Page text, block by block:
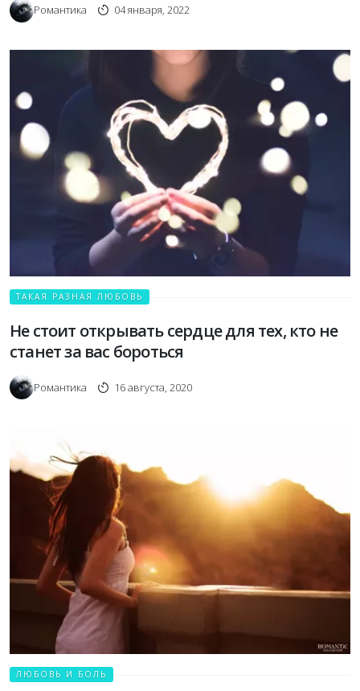
Романтика 04 января, 2022
ТАКАЯ РАЗНАЯ ЛЮБОВЬ
Не стоит открывать сердце для тех, кто не
станет за вас бороться
Романтика 16 августа, 2020
ЛЮБОВЬ И БОЛЬ